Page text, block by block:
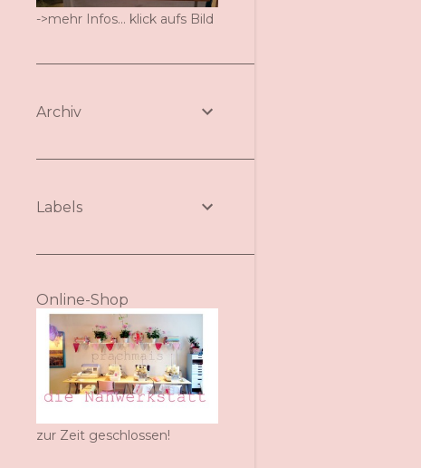
->mehr Infos... klick aufs Bild
Archiv
Labels
Online-Shop
zur Zeit geschlossen!